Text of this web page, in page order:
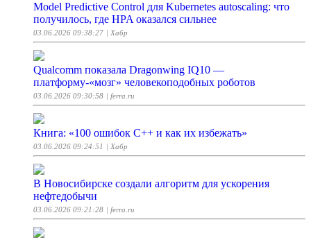
Model Predictive Control для Kubernetes autoscaling: что
получилось, где HPA оказался сильнее
03.06.2026 09:38:27 | Хабр
Qualcomm показала Dragonwing IQ10 —
платформу-«мозг» человекоподобных роботов
03.06.2026 09:30:58 | ferra.ru
Книга: «100 ошибок C++ и как их избежать»
03.06.2026 09:24:51 | Хабр
В Новосибирске создали алгоритм для ускорения
нефтедобычи
03.06.2026 09:21:28 | ferra.ru